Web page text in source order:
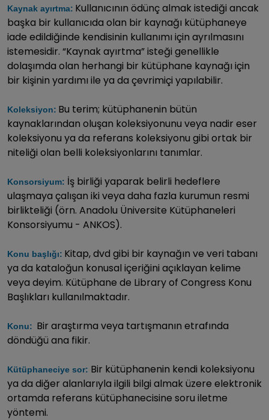
Kaynak ayırtma: Kullanıcının ödünç almak istediği ancak
başka bir kullanıcıda olan bir kaynağı kütüphaneye
iade edildiğinde kendisinin kullanımı için ayrılmasını
istemesidir. “Kaynak ayırtma” isteği genellikle
dolaşımda olan herhangi bir kütüphane kaynağı için
bir kişinin yardımı ile ya da çevrimiçi yapılabilir.
Koleksiyon: Bu terim; kütüphanenin bütün
kaynaklarından oluşan koleksiyonunu veya nadir eser
koleksiyonu ya da referans koleksiyonu gibi ortak bir
niteliği olan belli koleksiyonlarını tanımlar.
Konsorsiyum: İş birliği yaparak belirli hedeflere
ulaşmaya çalışan iki veya daha fazla kurumun resmi
birlikteliği (örn. Anadolu Üniversite Kütüphaneleri
Konsorsiyumu - ANKOS).
Konu başlığı: Kitap, dvd gibi bir kaynağın ve veri tabanı
ya da kataloğun konusal içeriğini açıklayan kelime
veya deyim. Kütüphane de Library of Congress Konu
Başlıkları kullanılmaktadır.
Konu: Bir araştırma veya tartışmanın etrafında
döndüğü ana fikir.
Kütüphaneciye sor: Bir kütüphanenin kendi koleksiyonu
ya da diğer alanlarıyla ilgili bilgi almak üzere elektronik
ortamda referans kütüphanecisine soru iletme
yöntemi.